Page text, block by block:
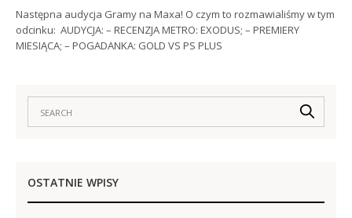
Następna audycja Gramy na Maxa! O czym to rozmawialiśmy w tym
odcinku: AUDYCJA: – RECENZJA METRO: EXODUS; – PREMIERY
MIESIĄCA; – POGADANKA: GOLD VS PS PLUS
OSTATNIE WPISY